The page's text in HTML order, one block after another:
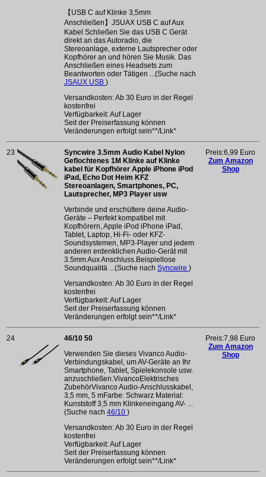
【USB C auf Klinke 3,5mm
Anschließen】JSUAX USB C auf Aux
Kabel Schließen Sie das USB C Gerät
direkt an das Autoradio, die
Stereoanlage, externe Lautsprecher oder
Kopfhörer an und hören Sie Musik. Das
Anschließen eines Headsets zum
Beantworten oder Tätigen ...(Suche nach
JSAUX USB )
Versandkosten: Ab 30 Euro in der Regel
kostenfrei
Verfügbarkeit: Auf Lager
Seit der Preiserfassung können
Veränderungen erfolgt sein**/Link*
23
Syncwire 3.5mm Audio Kabel Nylon
Geflochtenes 1M Klinke auf Klinke
kabel für Kopfhörer Apple iPhone iPod
iPad, Echo Dot Heim KFZ
Stereoanlagen, Smartphones, PC,
Lautsprecher, MP3 Player usw
Verbinde und erschüttere deine Audio-
Geräte – Perfekt kompatibel mit
Kopfhörern, Apple iPod iPhone iPad,
Tablet, Laptop, Hi-Fi- oder KFZ-
Soundsystemen, MP3-Player und jedem
anderen erdenklichen Audio-Gerät mit
3.5mm Aux Anschluss.Beispiellose
Soundqualitä ...(Suche nach Syncwire )
Versandkosten: Ab 30 Euro in der Regel
kostenfrei
Verfügbarkeit: Auf Lager
Seit der Preiserfassung können
Veränderungen erfolgt sein**/Link*
Preis:6,99 Euro
Zum Amazon
Shop
24
46/10 50
Verwenden Sie dieses Vivanco Audio-
Verbindungskabel, um AV-Geräte an Ihr
Smartphone, Tablet, Spielekonsole usw.
anzuschließen.VivancoElektrisches
ZubehörVivanco Audio-Anschlusskabel,
3,5 mm, 5 mFarbe: Schwarz Material:
Kunststoff 3,5 mm Klinkeneingang AV- ...
(Suche nach 46/10 )
Versandkosten: Ab 30 Euro in der Regel
kostenfrei
Verfügbarkeit: Auf Lager
Seit der Preiserfassung können
Veränderungen erfolgt sein**/Link*
Preis:7,98 Euro
Zum Amazon
Shop